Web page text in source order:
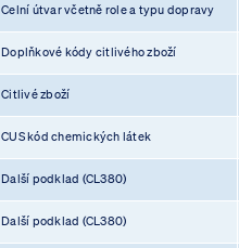
Celní útvar včetně role a typu dopravy
Doplňkové kódy citlivého zboží
Citlivé zboží
CUS kód chemických látek
Další podklad (CL380)
Další podklad (CL380)